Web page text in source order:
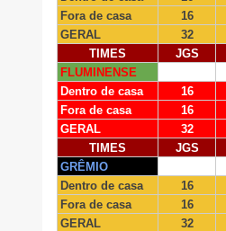
Fora de casa
16
GERAL
32
TIMES
JGS
FLUMINENSE
Dentro de casa
16
Fora de casa
16
GERAL
32
TIMES
JGS
GRÊMIO
Dentro de casa
16
Fora de casa
16
GERAL
32